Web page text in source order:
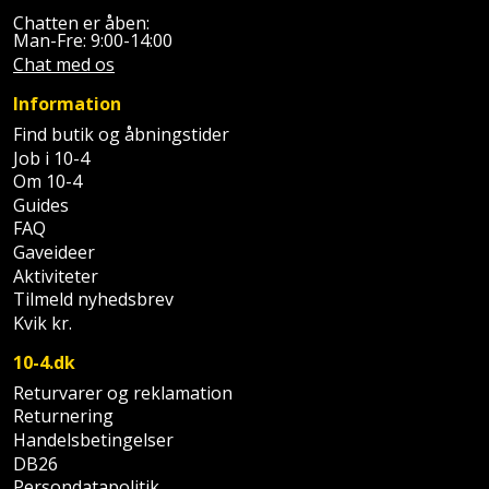
Sternbeklædning
Tag
og
tagplader
Terrassebrædder
Terrasseopklodsning
Tråd
til
Træ
Vinduer
Palleløfter
Polsøger
Profilsaks
Reb
og
snor
Renseservietter
og
wipes
Sækkelukker
Saks
Industristøvsuger
Kantfræser
Kantlimer
Kantlimertilbehør
Kap-
og
geringssav
Kerneboremaskine
Klammepistol
Klippeværktøj
Kombokit
Højbede
Højtaler
Hylder
Jagt
og
fritid
Jul
Kaffe
Klæbesøm
Køkkenudstyr
Chatten er åben:
Man-Fre: 9:00-14:00
Chat med os
Information
Find butik og åbningstider
Job i 10-4
Om 10-4
Guides
FAQ
Gaveideer
Aktiviteter
Tilmeld nyhedsbrev
Kvik kr.
10-4.dk
Returvarer og reklamation
Returnering
Handelsbetingelser
DB26